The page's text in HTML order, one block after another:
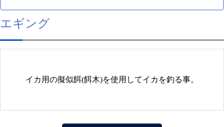
エギング
イカ用の擬似餌(餌木)を使用してイカを釣る事。